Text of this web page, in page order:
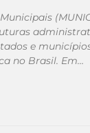
e
no Brasil. Em…